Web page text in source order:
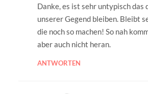
Danke, es ist sehr untypisch das
unserer Gegend bleiben. Bleibt
die noch so machen! So nah
aber auch nicht heran.
ANTWORTEN